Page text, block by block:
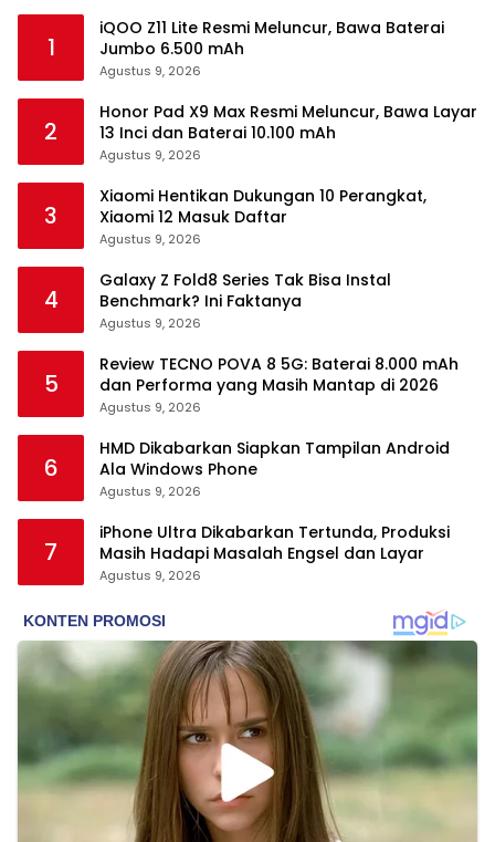
1
iQOO Z11 Lite Resmi Meluncur, Bawa Baterai
Jumbo 6.500 mAh
Agustus 9, 2026
2
Honor Pad X9 Max Resmi Meluncur, Bawa Layar
13 Inci dan Baterai 10.100 mAh
Agustus 9, 2026
3
Xiaomi Hentikan Dukungan 10 Perangkat,
Xiaomi 12 Masuk Daftar
Agustus 9, 2026
4
Galaxy Z Fold8 Series Tak Bisa Instal
Benchmark? Ini Faktanya
Agustus 9, 2026
5
Review TECNO POVA 8 5G: Baterai 8.000 mAh
dan Performa yang Masih Mantap di 2026
Agustus 9, 2026
6
HMD Dikabarkan Siapkan Tampilan Android
Ala Windows Phone
Agustus 9, 2026
7
iPhone Ultra Dikabarkan Tertunda, Produksi
Masih Hadapi Masalah Engsel dan Layar
Agustus 9, 2026